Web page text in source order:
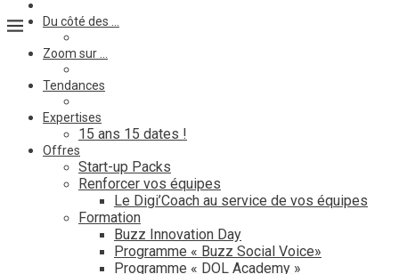
Du côté des …
Zoom sur …
Tendances
Expertises
15 ans 15 dates !
Offres
Start-up Packs
Renforcer vos équipes
Le Digi’Coach au service de vos équipes
Formation
Buzz Innovation Day
Programme « Buzz Social Voice»
Programme « DOL Academy »